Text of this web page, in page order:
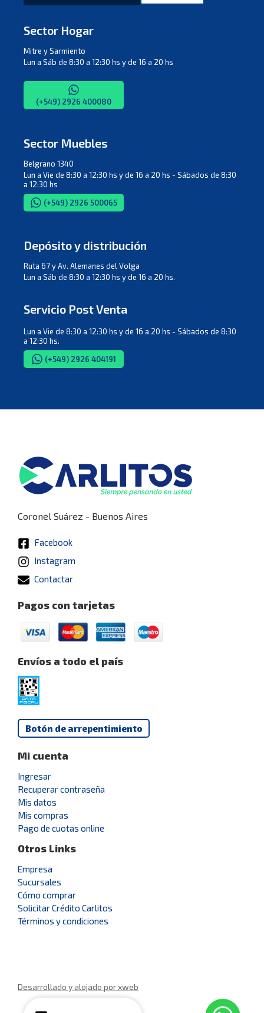
Sector Hogar
Mitre y Sarmiento
Lun a Sáb de 8:30 a 12:30 hs y de 16 a 20 hs
(+549) 2926 400080
Sector Muebles
Belgrano 1340
Lun a Vie de 8:30 a 12:30 hs y de 16 a 20 hs - Sábados de 8:30
a 12:30 hs
(+549) 2926 500065
Depósito y distribución
Ruta 67 y Av. Alemanes del Volga
Lun a Sáb de 8:30 a 12:30 hs y de 16 a 20 hs.
Servicio Post Venta
Lun a Vie de 8:30 a 12:30 hs y de 16 a 20 hs - Sábados de 8:30
a 12:30 hs.
(+549) 2926 404191
Coronel Suárez - Buenos Aires
Facebook
Instagram
Contactar
Pagos con tarjetas
Envíos a todo el país
Botón de arrepentimiento
Mi cuenta
Ingresar
Recuperar contraseña
Mis datos
Mis compras
Pago de cuotas online
Otros Links
Empresa
Sucursales
Cómo comprar
Solicitar Crédito Carlitos
Términos y condiciones
Desarrollado y alojado por xweb